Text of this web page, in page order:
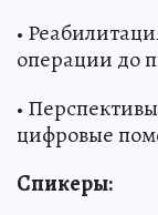
•
операции до
•
цифровые
Спикеры: